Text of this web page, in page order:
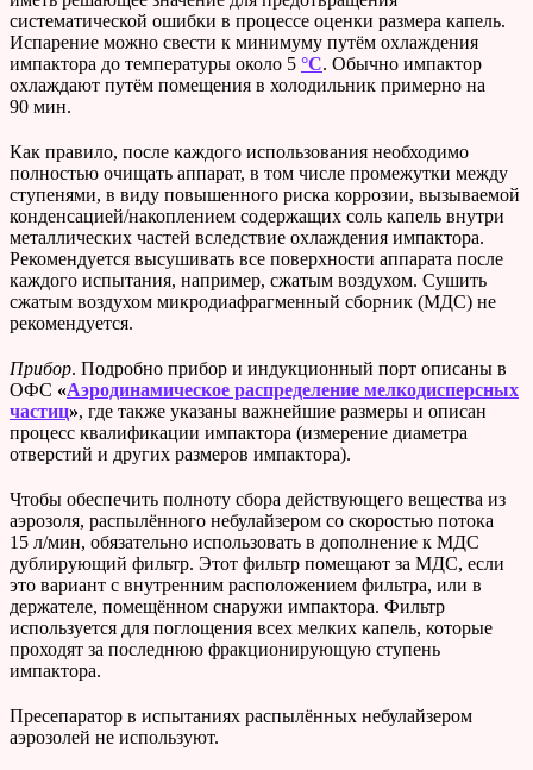
систематической ошибки в процессе оценки размера капель.
Испарение можно свести к минимуму путём охлаждения
импактора до температуры около 5 °C. Обычно импактор
охлаждают путём помещения в холодильник примерно на
90 мин.
Как правило, после каждого использования необходимо
полностью очищать аппарат, в том числе промежутки между
ступенями, в виду повышенного риска коррозии, вызываемой
конденсацией/накоплением содержащих соль капель внутри
металлических частей вследствие охлаждения импактора.
Рекомендуется высушивать все поверхности аппарата после
каждого испытания, например, сжатым воздухом. Сушить
сжатым воздухом микродиафрагменный сборник (МДС) не
рекомендуется.
Прибор. Подробно прибор и индукционный порт описаны в
ОФС «Аэродинамическое распределение мелкодисперсных
частиц», где также указаны важнейшие размеры и описан
процесс квалификации импактора (измерение диаметра
отверстий и других размеров импактора).
Чтобы обеспечить полноту сбора действующего вещества из
аэрозоля, распылённого небулайзером со скоростью потока
15 л/мин, обязательно использовать в дополнение к МДС
дублирующий фильтр. Этот фильтр помещают за МДС, если
это вариант с внутренним расположением фильтра, или в
держателе, помещённом снаружи импактора. Фильтр
используется для поглощения всех мелких капель, которые
проходят за последнюю фракционирующую ступень
импактора.
Пресепаратор в испытаниях распылённых небулайзером
аэрозолей не используют.